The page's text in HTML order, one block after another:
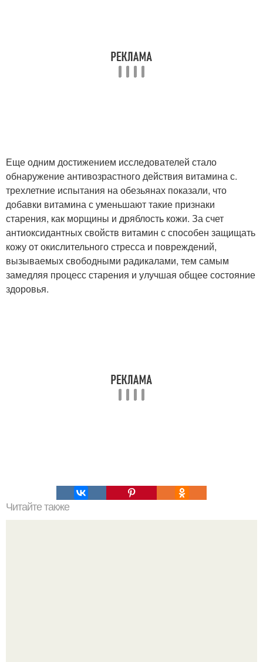
Еще одним достижением исследователей стало
обнаружение антивозрастного действия витамина с.
трехлетние испытания на обезьянах показали, что
добавки витамина с уменьшают такие признаки
старения, как морщины и дряблость кожи. За счет
антиоксидантных свойств витамин с способен защищать
кожу от окислительного стресса и повреждений,
вызываемых свободными радикалами, тем самым
замедляя процесс старения и улучшая общее состояние
здоровья.
Читайте также